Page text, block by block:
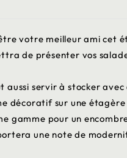
votre meilleur ami cet
de présenter vos
aussi servir à stocker avec
décoratif sur une
gamme pour un
une note de